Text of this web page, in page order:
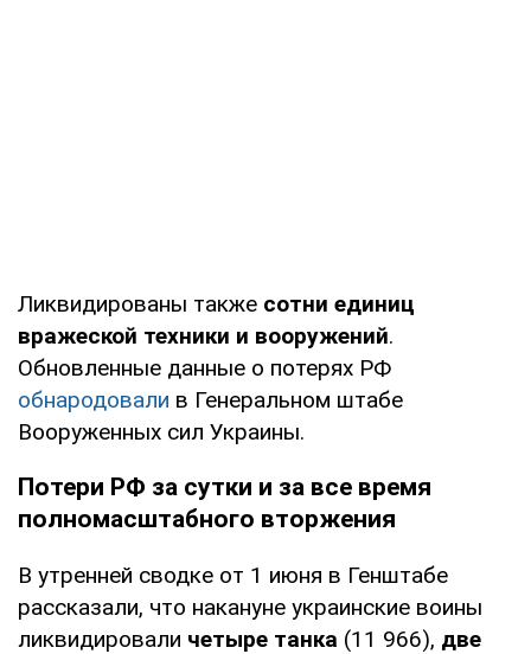
Ликвидированы также сотни единиц
вражеской техники и вооружений.
Обновленные данные о потерях РФ
обнародовали в Генеральном штабе
Вооруженных сил Украины.
Потери РФ за сутки и за все время
полномасштабного вторжения
В утренней сводке от 1 июня в Генштабе
рассказали, что накануне украинские воины
ликвидировали четыре танка (11 966), две